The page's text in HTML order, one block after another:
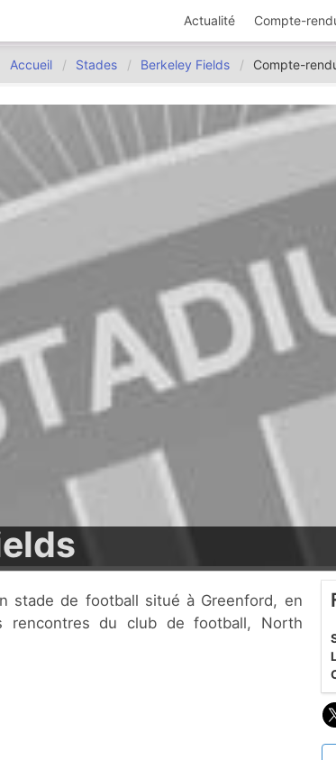
Actualité Compte-
Accueil Stades Berkeley Fields Compte-
rencontres du club de football, North